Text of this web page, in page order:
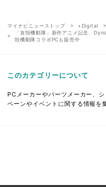
マイナビニューストップ +Digital
「攻殻機動隊」新作アニメ記念、
殻機動隊コラボPCも販売中
このカテゴリーについて
PCメーカーやパーツメーカー、
ペーンやイベントに関する情報を